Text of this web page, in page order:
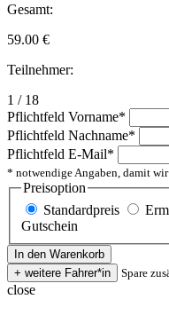
Gesamt:
59.00 €
Teilnehmer:
1 / 18
Pflichtfeld Vorname*
Pflichtfeld Nachname*
Pflichtfeld E-Mail*
* notwendige Angaben, damit
Preisoption
Standardpreis
Gutschein
Spare
close